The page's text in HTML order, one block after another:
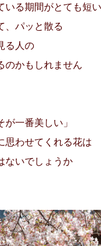
いる期間がとても短い
、パッと散る
る人の
のかもしれません
が一番美しい」
思わせてくれる花は
ないでしょうか